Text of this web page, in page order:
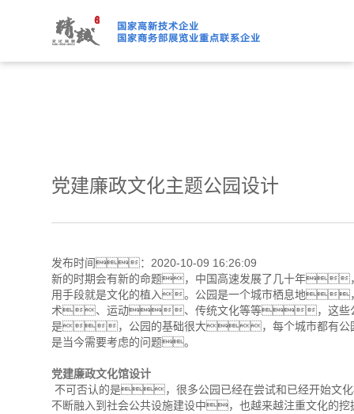
绿巨人下载免费观看,绿巨
党建廉政文化主题公园设计
发布时间：2020-10-09 16:26:09
新的时期会有新的命题，中国高速发展了几十年
用手段就是文化的植入。公园是一个城市栖息地
术、运动、传统文化等等，这些公
是，公园的基础很大，每个城市都有公
是当今需要考虑的问题。
党建廉政文化馆设计
不可否认的是，很多公园已经在尝试和已经开始文
不断融入到社会公共设施建设中，也越来越注重文化